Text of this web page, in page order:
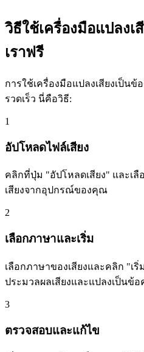
วิธีใช้เครื่องมือแปลงเ
เราฟรี
การใช้เครื่องมือแปลงเสียงเป็นข้
รวดเร็ว นี่คือวิธี:
1
อัปโหลดไฟล์เสียง
คลิกที่ปุ่ม "อัปโหลดเสียง" และเ
เสียงจากอุปกรณ์ของคุณ
2
เลือกภาษาและเริ่ม
เลือกภาษาของเสียงและคลิก "เริ่
ประมวลผลเสียงและแปลงเป็นข้อ
3
ตรวจสอบและแก้ไข